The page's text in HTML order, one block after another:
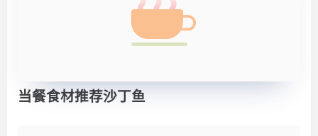
当餐食材推荐沙丁鱼